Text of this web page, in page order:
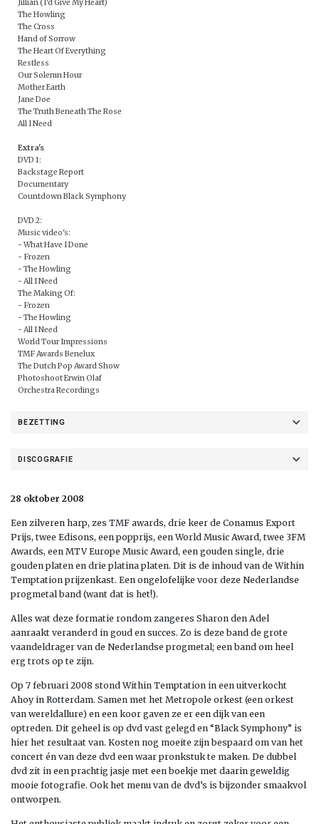
Jillian (I'd Give My Heart)
The Howling
The Cross
Hand of Sorrow
The Heart Of Everything
Restless
Our Solemn Hour
Mother Earth
Jane Doe
The Truth Beneath The Rose
All I Need
Extra's
DVD 1:
Backstage Report
Documentary
Countdown Black Symphony
DVD 2:
Music video's:
- What Have I Done
- Frozen
- The Howling
- All I Need
The Making Of:
- Frozen
- The Howling
- All I Need
World Tour Impressions
TMF Awards Benelux
The Dutch Pop Award Show
Photoshoot Erwin Olaf
Orchestra Recordings
BEZETTING
DISCOGRAFIE
28 oktober 2008
Een zilveren harp, zes TMF awards, drie keer de Conamus Export
Prijs, twee Edisons, een popprijs, een World Music Award, twee 3FM
Awards, een MTV Europe Music Award, een gouden single, drie
gouden platen en drie platina platen. Dit is de inhoud van de Within
Temptation prijzenkast. Een ongelofelijke voor deze Nederlandse
progmetal band (want dat is het!).
Alles wat deze formatie rondom zangeres Sharon den Adel
aanraakt veranderd in goud en succes. Zo is deze band de grote
vaandeldrager van de Nederlandse progmetal; een band om heel
erg trots op te zijn.
Op 7 februari 2008 stond Within Temptation in een uitverkocht
Ahoy in Rotterdam. Samen met het Metropole orkest (een orkest
van wereldallure) en een koor gaven ze er een dijk van een
optreden. Dit geheel is op dvd vast gelegd en “Black Symphony” is
hier het resultaat van. Kosten nog moeite zijn bespaard om van het
concert én van deze dvd een waar pronkstuk te maken. De dubbel
dvd zit in een prachtig jasje met een boekje met daarin geweldig
mooie fotografie. Ook het menu van de dvd’s is bijzonder smaakvol
ontworpen.